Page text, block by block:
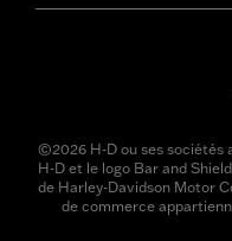
©2026 H-D ou ses sociétés
H-D et le logo Bar and
de Harley-Davidson Motor
de commerce